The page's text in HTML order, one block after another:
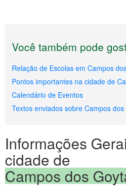
Você também pode
Relação de Escolas em Campos
Pontos importantes na cidade de
Calendário de Eventos
Textos enviados sobre Campos
Informações
cidade de
Campos dos